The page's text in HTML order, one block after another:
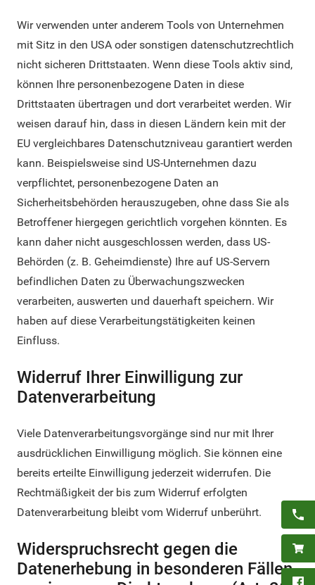
Wir verwenden unter anderem Tools von Unternehmen
mit Sitz in den USA oder sonstigen datenschutzrechtlich
nicht sicheren Drittstaaten. Wenn diese Tools aktiv sind,
können Ihre personenbezogene Daten in diese
Drittstaaten übertragen und dort verarbeitet werden. Wir
weisen darauf hin, dass in diesen Ländern kein mit der
EU vergleichbares Datenschutzniveau garantiert werden
kann. Beispielsweise sind US-Unternehmen dazu
verpflichtet, personenbezogene Daten an
Sicherheitsbehörden herauszugeben, ohne dass Sie als
Betroffener hiergegen gerichtlich vorgehen könnten. Es
kann daher nicht ausgeschlossen werden, dass US-
Behörden (z. B. Geheimdienste) Ihre auf US-Servern
befindlichen Daten zu Überwachungszwecken
verarbeiten, auswerten und dauerhaft speichern. Wir
haben auf diese Verarbeitungstätigkeiten keinen
Einfluss.
Widerruf Ihrer Einwilligung zur
Datenverarbeitung
Viele Datenverarbeitungsvorgänge sind nur mit Ihrer
ausdrücklichen Einwilligung möglich. Sie können eine
bereits erteilte Einwilligung jederzeit widerrufen. Die
Rechtmäßigkeit der bis zum Widerruf erfolgten
Datenverarbeitung bleibt vom Widerruf unberührt.
Widerspruchsrecht gegen die
Datenerhebung in besonderen Fällen